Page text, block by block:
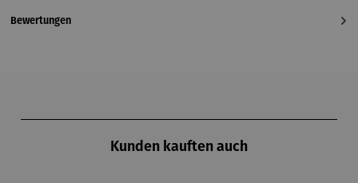
Bewertungen
Kunden kauften auch